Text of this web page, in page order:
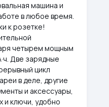
машина и
в любое время.
к розетке!
четырем мощным
Две зарядные
цикл
в деле, другие
и аксессуары,
и ключи, удобно